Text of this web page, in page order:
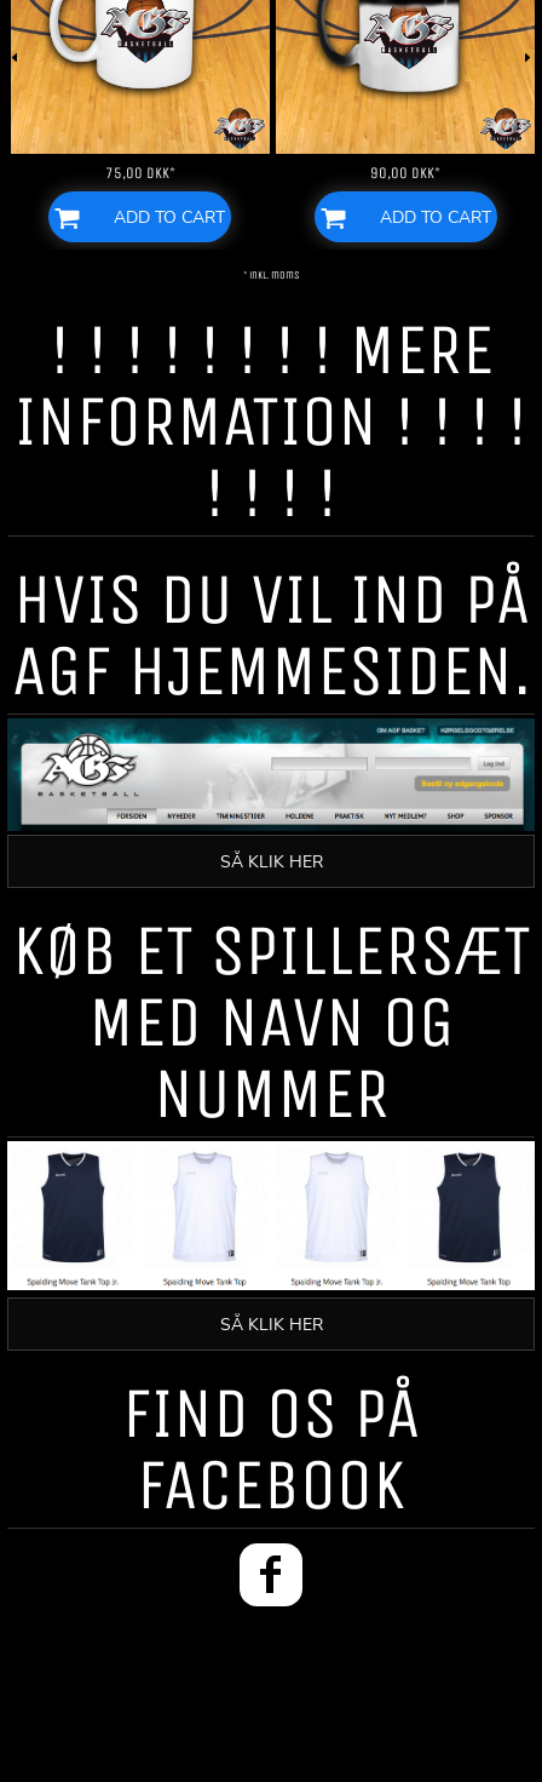
75,00 DKK*
ADD TO CART
90,00 DKK*
ADD TO CART
* inkl. moms
! ! ! ! ! ! ! ! MERE
INFORMATION ! ! ! !
! ! ! !
HVIS DU VIL IND PÅ
AGF HJEMMESIDEN.
SÅ KLIK HER
KØB ET SPILLERSÆT
MED NAVN OG
NUMMER
SÅ KLIK HER
FIND OS PÅ
FACEBOOK